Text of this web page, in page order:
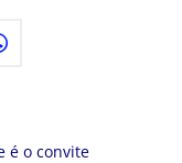
é o convite